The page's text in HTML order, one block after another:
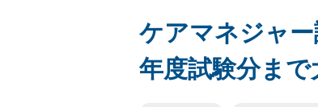
ケアマネジャ
年度試験分ま